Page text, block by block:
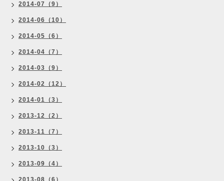
2014-07（9）
2014-06（10）
2014-05（6）
2014-04（7）
2014-03（9）
2014-02（12）
2014-01（3）
2013-12（2）
2013-11（7）
2013-10（3）
2013-09（4）
2013-08（6）